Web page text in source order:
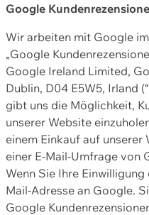
Google
Wir arbeiten mit Google
„Google
Google Ireland Limited,
Dublin, D04 E5W5, Irland
gibt uns die Möglichkeit,
unserer Website
einem Einkauf auf
einer E-Mail-Umfrage von
Wenn Sie Ihre
Mail-Adresse an Google.
Google